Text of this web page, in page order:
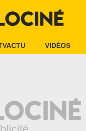
VIDÉOS